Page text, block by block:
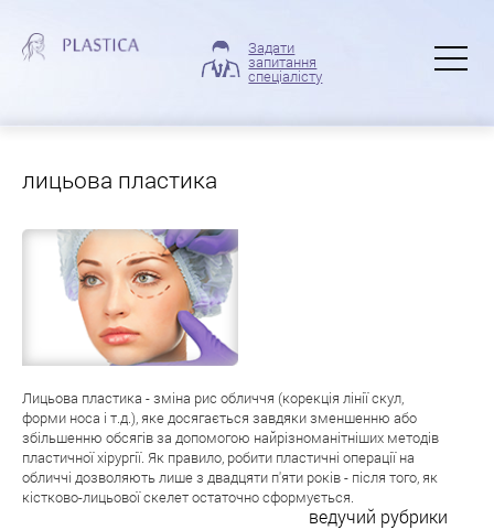
Задати
запитання
спеціалісту
лицьова пластика
Лицьова пластика - зміна рис обличчя (корекція лінії скул,
форми носа і т.д.), яке досягається завдяки зменшенню або
збільшенню обсягів за допомогою найрізноманітніших методів
пластичної хірургії. Як правило, робити пластичні операції на
обличчі дозволяють лише з двадцяти п'яти років - після того, як
кістково-лицьової скелет остаточно сформується.
ведучий рубрики